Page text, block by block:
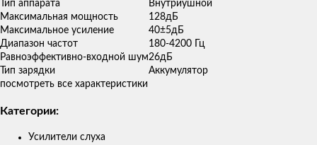
Тип аппарата
Внутриушной
Максимальная мощность
128дБ
Максимальное усиление
40±5дБ
Диапазон частот
180-4200 Гц
Равноэффективно-входной шум26дБ
Тип зарядки
Аккумулятор
посмотреть все характеристики
Категории:
Усилители слуха